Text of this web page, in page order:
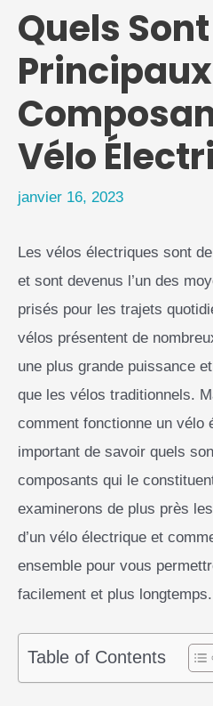
Quels
Principaux
Vélo
janvier 16, 2023
Les vélos électriques sont
et sont devenus l’un des
prisés pour les trajets
vélos présentent de
une plus grande puissance
que les vélos traditionnels.
comment fonctionne un vélo
important de savoir quels
composants qui le
examinerons de plus près
d’un vélo électrique et
ensemble pour vous
facilement et plus longtemps.
Table of Contents